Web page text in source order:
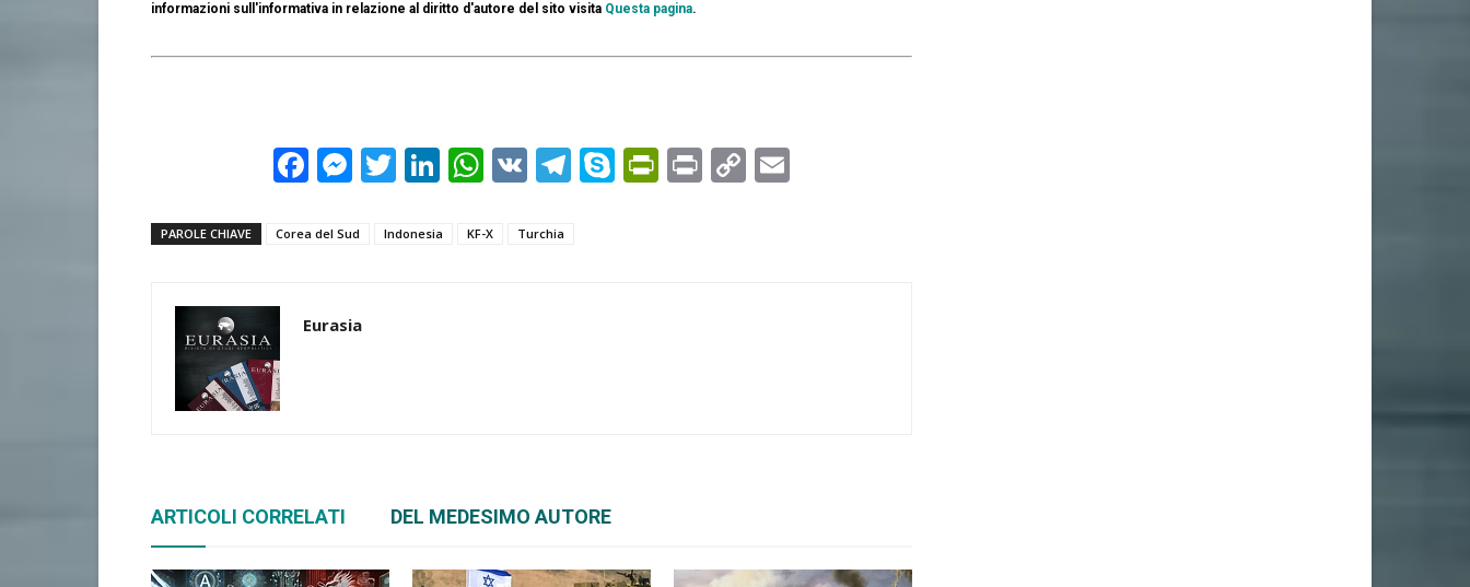
informazioni sull'informativa in relazione al diritto d'autore del sito visita Questa pagina.
Facebook
Messenger
TwitterLinkedIn
WhatsApp
VK Telegram
SkypePrintFriendly
PrintCopy
PAROLE CHIAVE Corea del Sud Indonesia KF-X Turchia
Eurasia
ARTICOLI CORRELATI DEL MEDESIMO AUTORE